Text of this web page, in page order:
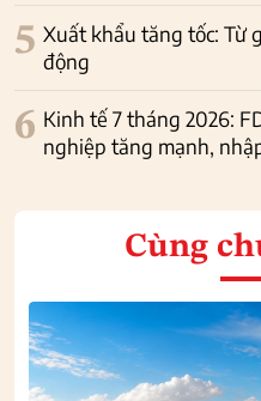
5 Xuất khẩu tăng tốc: Từ
động
6 Kinh tế 7 tháng 2026:
nghiệp tăng mạnh,
Cùng